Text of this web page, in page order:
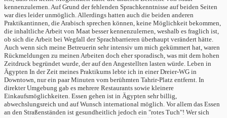
kennenzulernen. Auf Grund der fehlenden Sprachkenntnisse auf beiden Seiten
war dies leider unmöglich. Allerdings hatten auch die beiden anderen
Praktikantinnen, die Arabisch sprechen können, keine Möglichkeit bekommen,
die inhaltliche Arbeit von Maat besser kennenzulernen, weshalb es fraglich ist,
ob sich die Arbeit bei Wegfall der Sprachbarrieren überhaupt verändert hätte.
Auch wenn sich meine Betreuerin sehr intensiv um mich gekümmert hat, waren
Rückmeldungen zu meinen Arbeiten doch eher sporadisch, was mit dem hohen
Zeitdruck begründet wurde, der auf den Angestellten lasten würde. Leben in
Ägypten In der Zeit meines Praktikums lebte ich in einer Dreier-WG in
Downtown, nur ein paar Minuten vom berühmten Tahrir-Platz entfernt. In
direkter Umgebung gab es mehrere Restaurants sowie kleinere
Einkaufsmöglichkeiten. Essen gehen ist in Ägypten sehr billig,
abwechslungsreich und auf Wunsch international möglich. Vor allem das Essen
an den Straßenständen ist gesundheitlich jedoch ein "rotes Tuch"! Wer sich